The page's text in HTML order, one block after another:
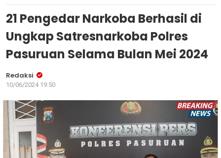
21 Pengedar Narkoba Berhasil di
Ungkap Satresnarkoba Polres
Pasuruan Selama Bulan Mei 2024
Redaksi
10/06/2024 19:50